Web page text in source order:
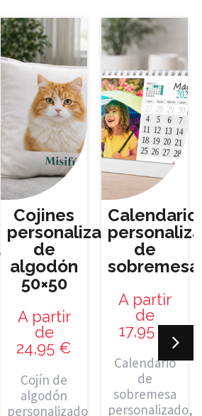
Cojines
personalizados
de
algodón
50×50
A partir
de
24,95 €
Cojín de
algodón
personalizado
Calendario
de
sobremesa
A partir
de
17,95€
Calendario
de
sobremesa
personalizado,